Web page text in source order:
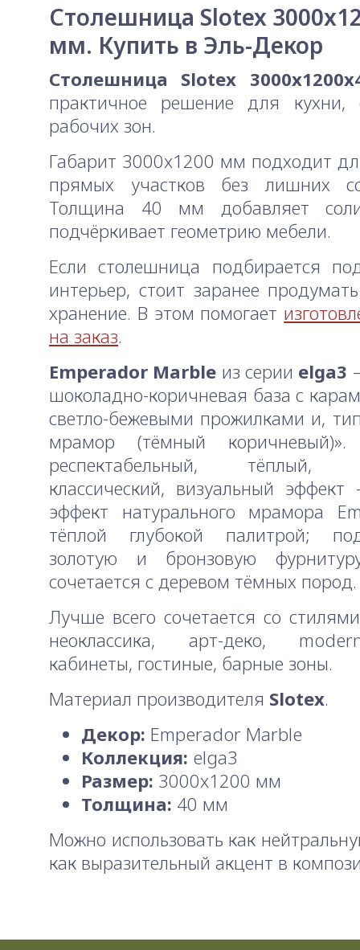
Столешница Slotex
мм. Купить в Эль-Декор
Столешница Slotex
практичное решение для кухни,
рабочих зон.
Габарит 3000x1200 мм подходит
прямых участков без лишних
Толщина 40 мм добавляет
подчёркивает геометрию мебели.
Если столешница подбирается
интерьер, стоит заранее
хранение. В этом помогает
на заказ.
Emperador Marble из серии elga3
шоколадно-коричневая база с
светло-бежевыми прожилками и,
мрамор (тёмный коричневый)».
респектабельный, тёплый,
классический, визуальный
эффект натурального мрамора
тёплой глубокой палитрой;
золотую и бронзовую
сочетается с деревом тёмных пород.
Лучше всего сочетается со
неоклассика, арт-деко,
кабинеты, гостиные, барные зоны.
Материал производителя Slotex.
Декор: Emperador Marble
Коллекция: elga3
Размер: 3000x1200 мм
Толщина: 40 мм
Можно использовать как
как выразительный акцент в